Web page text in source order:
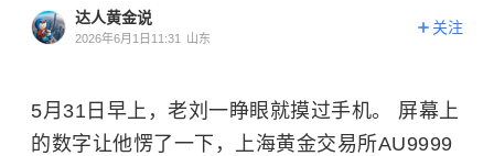
达人黄金说
2026年6月1日11:31 山东
关注
5月31日早上，老刘一睁眼就摸过手机。 屏幕上
的数字让他愣了一下，上海黄金交易所AU9999